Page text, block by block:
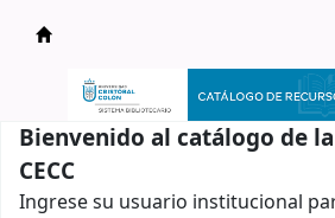
Catálogo en línea
Bienvenido al catálogo de
CECC
Ingrese su usuario institucional